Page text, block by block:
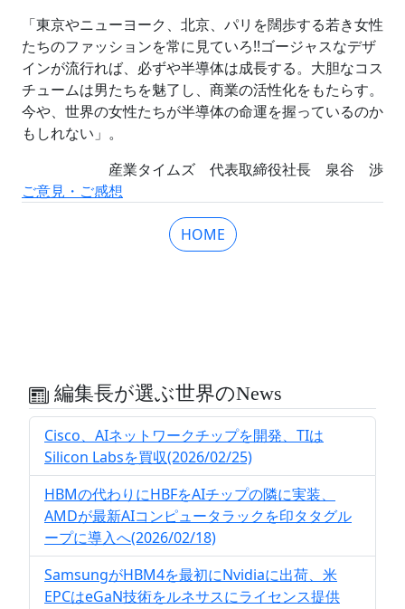
「東京やニューヨーク、北京、パリを闊歩する若き女性
たちのファッションを常に見ていろ!!ゴージャスなデザ
インが流行れば、必ずや半導体は成長する。大胆なコス
チュームは男たちを魅了し、商業の活性化をもたらす。
今や、世界の女性たちが半導体の命運を握っているのか
もしれない」。
産業タイムズ 代表取締役社長 泉谷 渉
ご意見・ご感想
HOME
編集長が選ぶ世界のNews
Cisco、AIネットワークチップを開発、TIは
Silicon Labsを買収(2026/02/25)
HBMの代わりにHBFをAIチップの隣に実装、
AMDが最新AIコンピュータラックを印タタグル
ープに導入へ(2026/02/18)
SamsungがHBM4を最初にNvidiaに出荷、米
EPCはeGaN技術をルネサスにライセンス提供